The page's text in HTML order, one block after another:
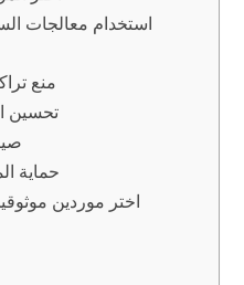
استخدام معالجات
منع
تحسين
حماية
اختر موردين